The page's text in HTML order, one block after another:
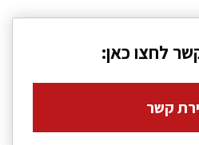
לחצו כאן:
קשר